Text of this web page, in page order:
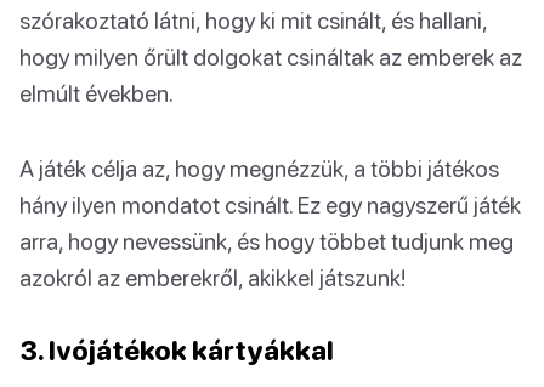
szórakoztató látni, hogy ki mit csinált, és hallani,
hogy milyen őrült dolgokat csináltak az emberek az
elmúlt években.
A játék célja az, hogy megnézzük, a többi játékos
hány ilyen mondatot csinált. Ez egy nagyszerű játék
arra, hogy nevessünk, és hogy többet tudjunk meg
azokról az emberekről, akikkel játszunk!
3. Ivójátékok kártyákkal